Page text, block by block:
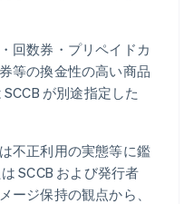
回数券・プリペイドカ
等の換金性の高い商品
が別途指定した
不正利用の実態等に鑑
SCCB および発行者
ージ保持の観点から、